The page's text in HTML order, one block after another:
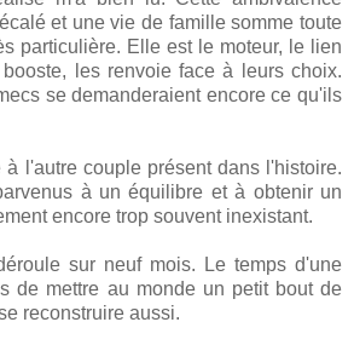
et une vie de famille somme toute
particulière. Elle est le moteur, le lien
les renvoie face à leurs choix.
se demanderaient encore ce qu'ils
l'autre couple présent dans l'histoire.
à un équilibre et à obtenir un
encore trop souvent inexistant.
sur neuf mois. Le temps d'une
de mettre au monde un petit bout de
reconstruire aussi.